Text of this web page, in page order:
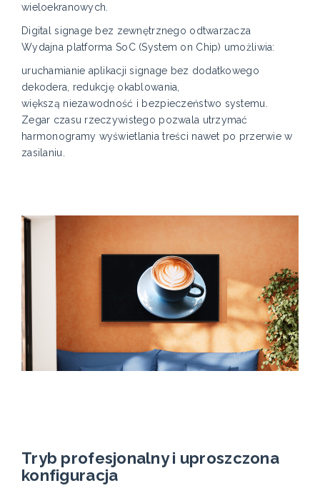
wieloekranowych.
Digital signage bez zewnętrznego odtwarzacza
Wydajna platforma SoC (System on Chip) umożliwia:
uruchamianie aplikacji signage bez dodatkowego
dekodera, redukcję okablowania,
większą niezawodność i bezpieczeństwo systemu.
Zegar czasu rzeczywistego pozwala utrzymać
harmonogramy wyświetlania treści nawet po przerwie w
zasilaniu.
Tryb profesjonalny i uproszczona
konfiguracja